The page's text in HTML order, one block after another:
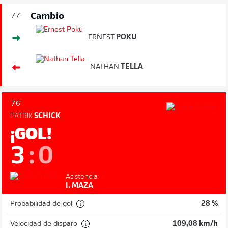
77' Cambio
ERNEST POKU
NATHAN TELLA
76'
PATRIK SCHICK
¡GOL!
3 :0
Asistencia:
I. MAZA
Probabilidad de gol 28 %
Velocidad de disparo 109,08 km/h